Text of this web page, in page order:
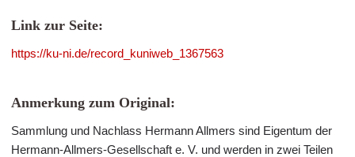
Link zur Seite:
https://ku-ni.de/record_kuniweb_1367563
Anmerkung zum Original:
Sammlung und Nachlass Hermann Allmers sind Eigentum der
Hermann-Allmers-Gesellschaft e. V. und werden in zwei Teilen